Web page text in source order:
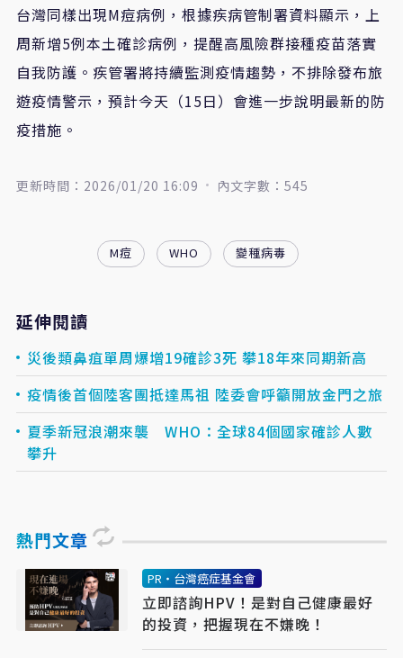
台灣同樣出現M痘病例，根據疾病管制署資料顯示，上
周新增5例本土確診病例，提醒高風險群接種疫苗落實
自我防護。疾管署將持續監測疫情趨勢，不排除發布旅
遊疫情警示，預計今天（15日）會進一步說明最新的防
疫措施。
更新時間：2026/01/20 16:09 內文字數：545
M痘 WHO 變種病毒
延伸閱讀
災後類鼻疽單周爆增19確診3死 攀18年來同期新高
疫情後首個陸客團抵達馬祖 陸委會呼籲開放金門之旅
夏季新冠浪潮來襲 WHO：全球84個國家確診人數
攀升
熱門文章
PR・台灣癌症基金會
立即諮詢HPV！是對自己健康最好
的投資，把握現在不嫌晚！